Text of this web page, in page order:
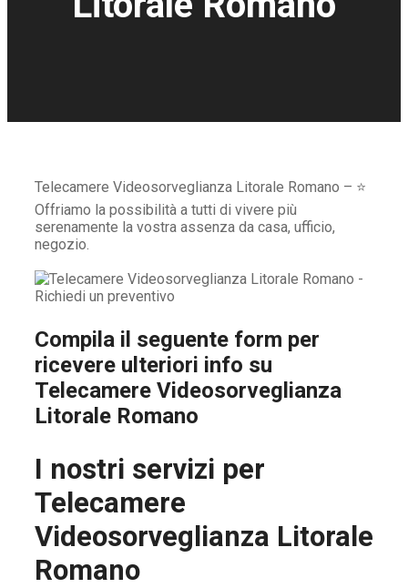
Telecamere Videosorveglianza Litorale Romano – ⭐
Offriamo la possibilità a tutti di vivere più
serenamente la vostra assenza da casa, ufficio,
negozio.
Compila il seguente form per
ricevere ulteriori info su
Telecamere Videosorveglianza
Litorale Romano
I nostri servizi per
Telecamere
Videosorveglianza Litorale
Romano